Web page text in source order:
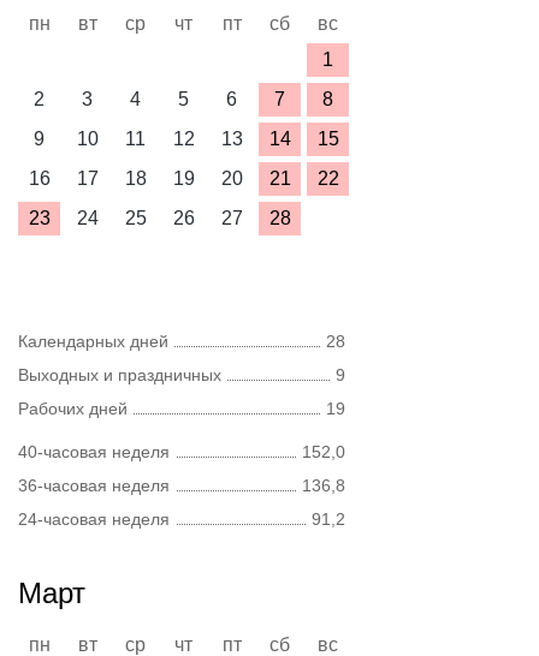
пн вт ср чт пт сб
вс
1
2
3 4 5 6 7
8
9
10 11 12 13 14
15
16
17 18 19 20 21
22
23
24 25 26 27 28
Календарных дней
28
Выходных и праздничных
9
Рабочих дней
19
40-часовая неделя
152,0
36-часовая неделя
136,8
24-часовая неделя
91,2
Март
пн вт ср чт пт сб
вс